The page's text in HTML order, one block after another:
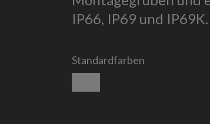
IP66, IP69 und IP69K.
Standardfarben